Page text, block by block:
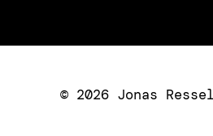
© 2026 Jonas